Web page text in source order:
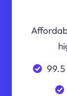
99.5